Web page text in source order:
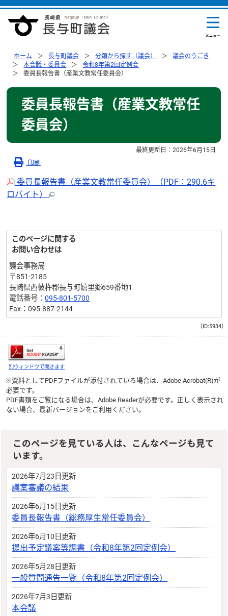
ホーム 長与町議会 分類から探す（議会）
議会のうごき
本会議・委員会
令和8年第2回定例会
委員長報告書（産業文教常任委員会）
委員長報告書（産業文教常任
委員会）
最終更新日：2026年6月15日
印刷
委員長報告書（産業文教常任委員会）（PDF：290.6キ
ロバイト）
このページに関する
お問い合わせは
議会事務局
〒851-2185
長崎県西彼杵郡長与町嬉里郷659番地1
電話番号：095-801-5700
Fax：095-887-2144
（ID:5934）
別ウィンドウで開きます
※資料としてPDFファイルが添付されている場合は、Adobe Acrobat(R)が
必要です。
PDF書類をご覧になる場合は、Adobe Readerが必要です。正しく表示され
ない場合、最新バージョンをご利用ください。
このページを見ている人は、こんなページも見て
います。
2026年7月23日更新
議案審議の結果
2026年6月15日更新
委員長報告書（総務厚生常任委員会）
2026年6月10日更新
提出予定議案等調書（令和8年第2回定例会）
2026年5月28日更新
一般質問通告一覧（令和8年第2回定例会）
2026年7月3日更新
本会議